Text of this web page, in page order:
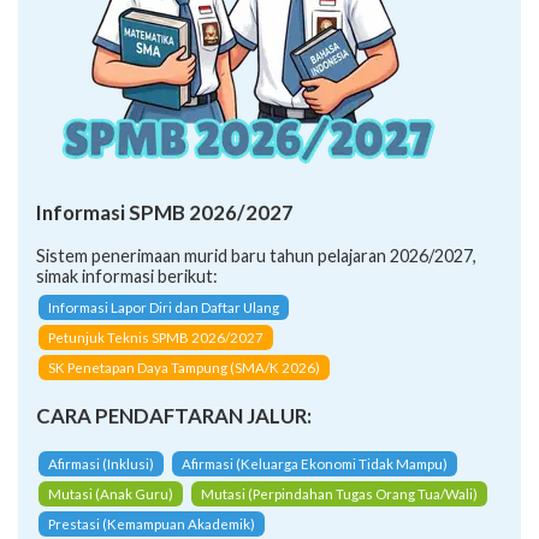
Informasi SPMB 2026/2027
Sistem penerimaan murid baru tahun pelajaran 2026/2027,
simak informasi berikut:
Informasi Lapor Diri dan Daftar Ulang
Petunjuk Teknis SPMB 2026/2027
SK Penetapan Daya Tampung (SMA/K 2026)
CARA PENDAFTARAN JALUR:
Afirmasi (Inklusi)
Afirmasi (Keluarga Ekonomi Tidak Mampu)
Mutasi (Anak Guru)
Mutasi (Perpindahan Tugas Orang Tua/Wali)
Prestasi (Kemampuan Akademik)